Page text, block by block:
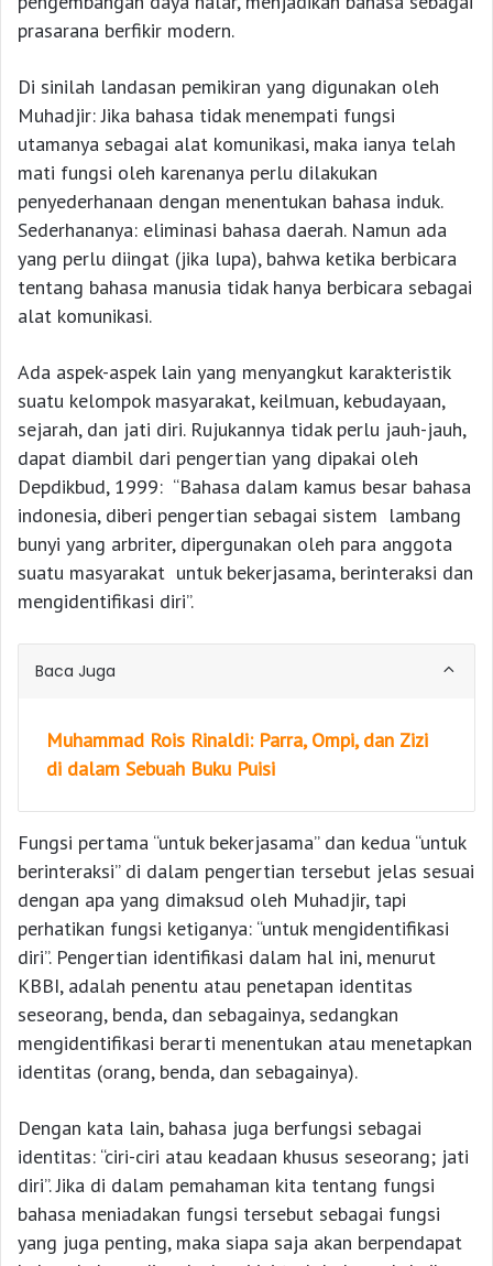
prasarana berfikir modern.
Di sinilah landasan pemikiran yang digunakan oleh
Muhadjir: Jika bahasa tidak menempati fungsi
utamanya sebagai alat komunikasi, maka ianya telah
mati fungsi oleh karenanya perlu dilakukan
penyederhanaan dengan menentukan bahasa induk.
Sederhananya: eliminasi bahasa daerah. Namun ada
yang perlu diingat (jika lupa), bahwa ketika berbicara
tentang bahasa manusia tidak hanya berbicara sebagai
alat komunikasi.
Ada aspek-aspek lain yang menyangkut karakteristik
suatu kelompok masyarakat, keilmuan, kebudayaan,
sejarah, dan jati diri. Rujukannya tidak perlu jauh-jauh,
dapat diambil dari pengertian yang dipakai oleh
Depdikbud, 1999: “Bahasa dalam kamus besar bahasa
indonesia, diberi pengertian sebagai sistem lambang
bunyi yang arbriter, dipergunakan oleh para anggota
suatu masyarakat untuk bekerjasama, berinteraksi dan
mengidentifikasi diri”.
Baca Juga
Muhammad Rois Rinaldi: Parra, Ompi, dan Zizi
di dalam Sebuah Buku Puisi
Fungsi pertama “untuk bekerjasama” dan kedua “untuk
berinteraksi” di dalam pengertian tersebut jelas sesuai
dengan apa yang dimaksud oleh Muhadjir, tapi
perhatikan fungsi ketiganya: “untuk mengidentifikasi
diri”. Pengertian identifikasi dalam hal ini, menurut
KBBI, adalah penentu atau penetapan identitas
seseorang, benda, dan sebagainya, sedangkan
mengidentifikasi berarti menentukan atau menetapkan
identitas (orang, benda, dan sebagainya).
Dengan kata lain, bahasa juga berfungsi sebagai
identitas: “ciri-ciri atau keadaan khusus seseorang; jati
diri”. Jika di dalam pemahaman kita tentang fungsi
bahasa meniadakan fungsi tersebut sebagai fungsi
yang juga penting, maka siapa saja akan berpendapat